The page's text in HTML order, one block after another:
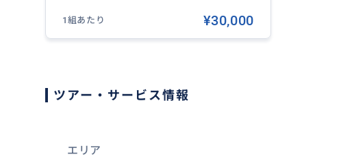
1組あたり ¥30,000
ツアー・サービス情報
エリア